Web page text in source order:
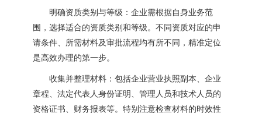
明确资质类别与等级：企业需根据自身业务范
围，选择适合的资质类别和等级。不同资质对应的申
请条件、所需材料及审批流程均有所不同，精准定位
是高效办理的第一步。
收集并整理材料：包括企业营业执照副本、企业
章程、法定代表人身份证明、管理人员和技术人员的
资格证书、财务报表等。特别注意检查材料的时效性